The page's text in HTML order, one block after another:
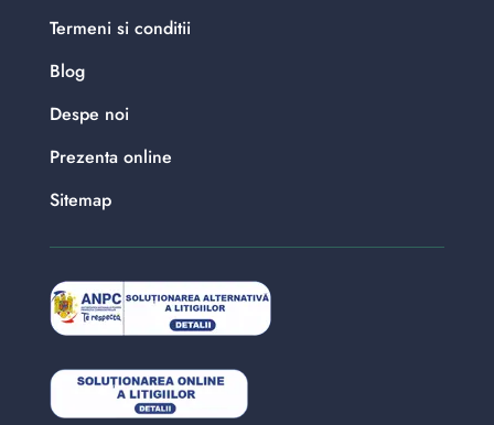
Termeni si conditii
Blog
Despe noi
Prezenta online
Sitemap